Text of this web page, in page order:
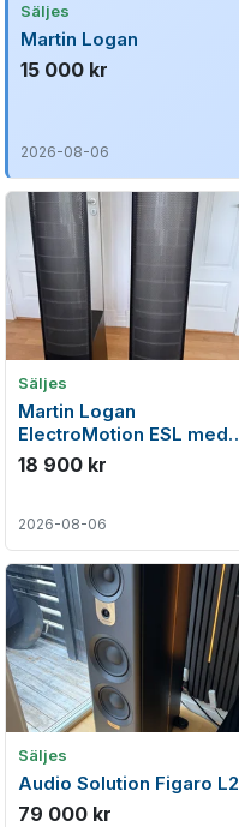
Säljes
Martin Logan
15 000 kr
2026-08-06
Säljes
Martin Logan
ElectroMotion ESL med
Originalkartonger. Första
ägaren
18 900 kr
2026-08-06
Säljes
Audio Solution Figaro L2
79 000 kr